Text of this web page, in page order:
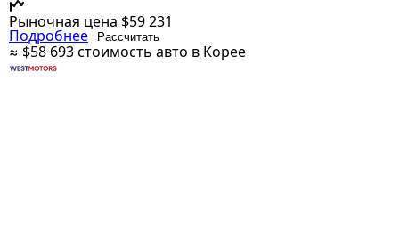
Рыночная цена $59 231
Подробнее Рассчитать
≈ $58 693стоимость авто в Корее